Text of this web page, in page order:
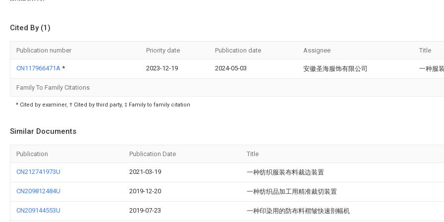
Cited By (1)
Publication number Priority date Publication date Assignee Title
CN117966471A * 2023-12-19 2024-05-03 安徽圣海服饰有限公司 一种服
Family To Family Citations
* Cited by examiner, † Cited by third party, ‡ Family to family citation
Similar Documents
Publication Publication Date Title
CN212741973U 2021-03-19 一种纺织服装布料裁边装置
CN209812484U 2019-12-20 一种纺织品加工用精准裁切装置
CN209144553U 2019-07-23 一种印染用的防布料褶皱快速剖幅机